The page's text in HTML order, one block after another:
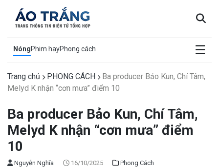
NóngPhim hayPhong cách ☰
×
Trang chủ PHONG CÁCH
Ba producer Bảo Kun, Chí Tâm,
Melyd K nhận “cơn mưa” điểm 10
Ba producer Bảo Kun, Chí Tâm,
Melyd K nhận “cơn mưa” điểm
10
Nguyễn Nghĩa 16/10/2025 Phong Cách